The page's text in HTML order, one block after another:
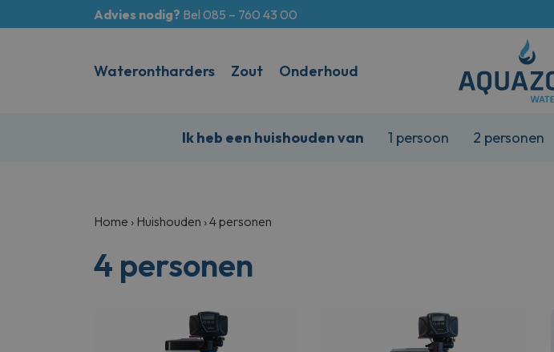
Advies nodig? Bel 085 – 760 43 00
Waterontharders Zout Onderhoud
Ik heb een huishouden van 1 persoon 2 personen
Home › Huishouden ›4 personen
4 personen